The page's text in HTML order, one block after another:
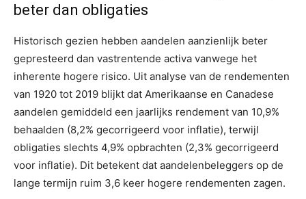
beter dan obligaties
Historisch gezien hebben aandelen aanzienlijk beter
gepresteerd dan vastrentende activa vanwege het
inherente hogere risico. Uit analyse van de rendementen
van 1920 tot 2019 blijkt dat Amerikaanse en Canadese
aandelen gemiddeld een jaarlijks rendement van 10,9%
behaalden (8,2% gecorrigeerd voor inflatie), terwijl
obligaties slechts 4,9% opbrachten (2,3% gecorrigeerd
voor inflatie). Dit betekent dat aandelenbeleggers op de
lange termijn ruim 3,6 keer hogere rendementen zagen.